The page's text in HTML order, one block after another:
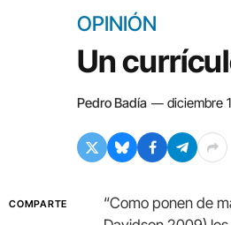
OPINIÓN
Un
Pedro Badía diciembre
COMPARTE
“Como ponen de